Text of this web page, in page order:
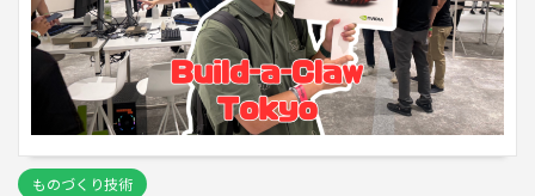
ものづくり技術